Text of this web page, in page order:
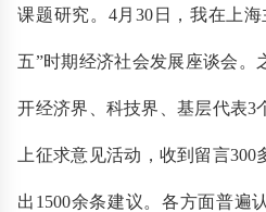
课题研究。4月30日，我在上
五”时期经济社会发展座谈会。
开经济界、科技界、基层代表3
上征求意见活动，收到留言
出1500余条建议。各方面普遍